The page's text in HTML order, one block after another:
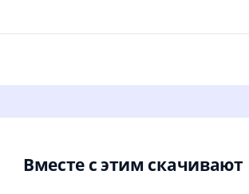
Вместе с этим скачивают